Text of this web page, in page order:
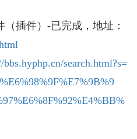
（插件）-已完成，地址：
bbs.hyphp.cn/search.html?s=